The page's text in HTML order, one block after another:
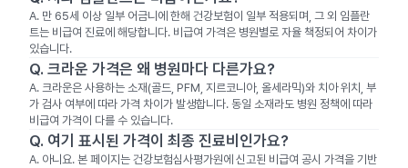
A. 만 65세 이상 일부 어금니에 한해 건강보험이 일부 적용되며, 그 외 임플란
트는 비급여 진료에 해당합니다. 비급여 가격은 병원별로 자율 책정되어 차이가
있습니다.
Q. 크라운 가격은 왜 병원마다 다른가요?
A. 크라운은 사용하는 소재(골드, PFM, 지르코니아, 올세라믹)와 치아 위치, 부
가 검사 여부에 따라 가격 차이가 발생합니다. 동일 소재라도 병원 정책에 따라
비급여 가격이 다를 수 있습니다.
Q. 여기 표시된 가격이 최종 진료비인가요?
A. 아니요. 본 페이지는 건강보험심사평가원에 신고된 비급여 공시 가격을 기반